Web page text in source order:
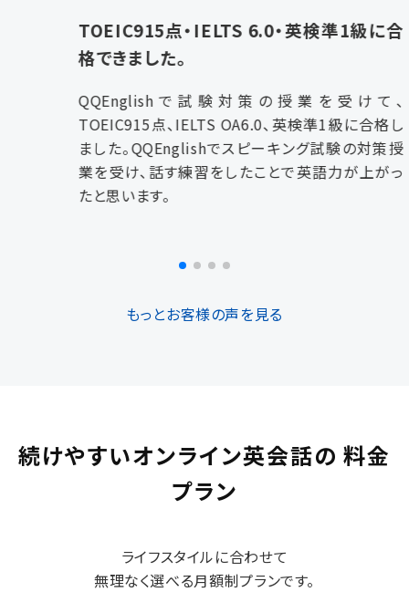
TOEIC915点・IELTS 6.0・英検準1級に合
格できました。
QQEnglishで試験対策の授業を受けて、
TOEIC915点、IELTS OA6.0、英検準1級に合格し
ました。QQEnglishでスピーキング試験の対策授
業を受け、話す練習をしたことで英語力が上がっ
たと思います。
もっとお客様の声を見る
続けやすいオンライン英会話の 料金
プラン
ライフスタイルに合わせて
無理なく選べる月額制プランです。